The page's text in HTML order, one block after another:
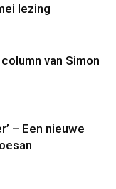
lezing
van Simon
– Een nieuwe